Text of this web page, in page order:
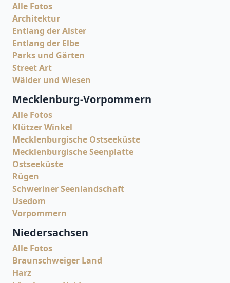
Alle Fotos
Architektur
Entlang der Alster
Entlang der Elbe
Parks und Gärten
Street Art
Wälder und Wiesen
Mecklenburg-Vorpommern
Alle Fotos
Klützer Winkel
Mecklenburgische Ostseeküste
Mecklenburgische Seenplatte
Ostseeküste
Rügen
Schweriner Seenlandschaft
Usedom
Vorpommern
Niedersachsen
Alle Fotos
Braunschweiger Land
Harz